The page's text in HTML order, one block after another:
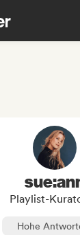
Playlist-
Hohe